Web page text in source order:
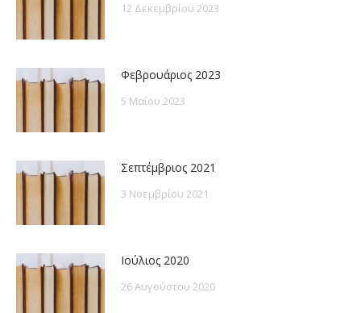
12 Δεκεμβρίου 2023
Φεβρουάριος 2023
5 Μαΐου 2023
Σεπτέμβριος 2021
3 Νοεμβρίου 2021
Ιούλιος 2020
26 Αυγούστου 2020